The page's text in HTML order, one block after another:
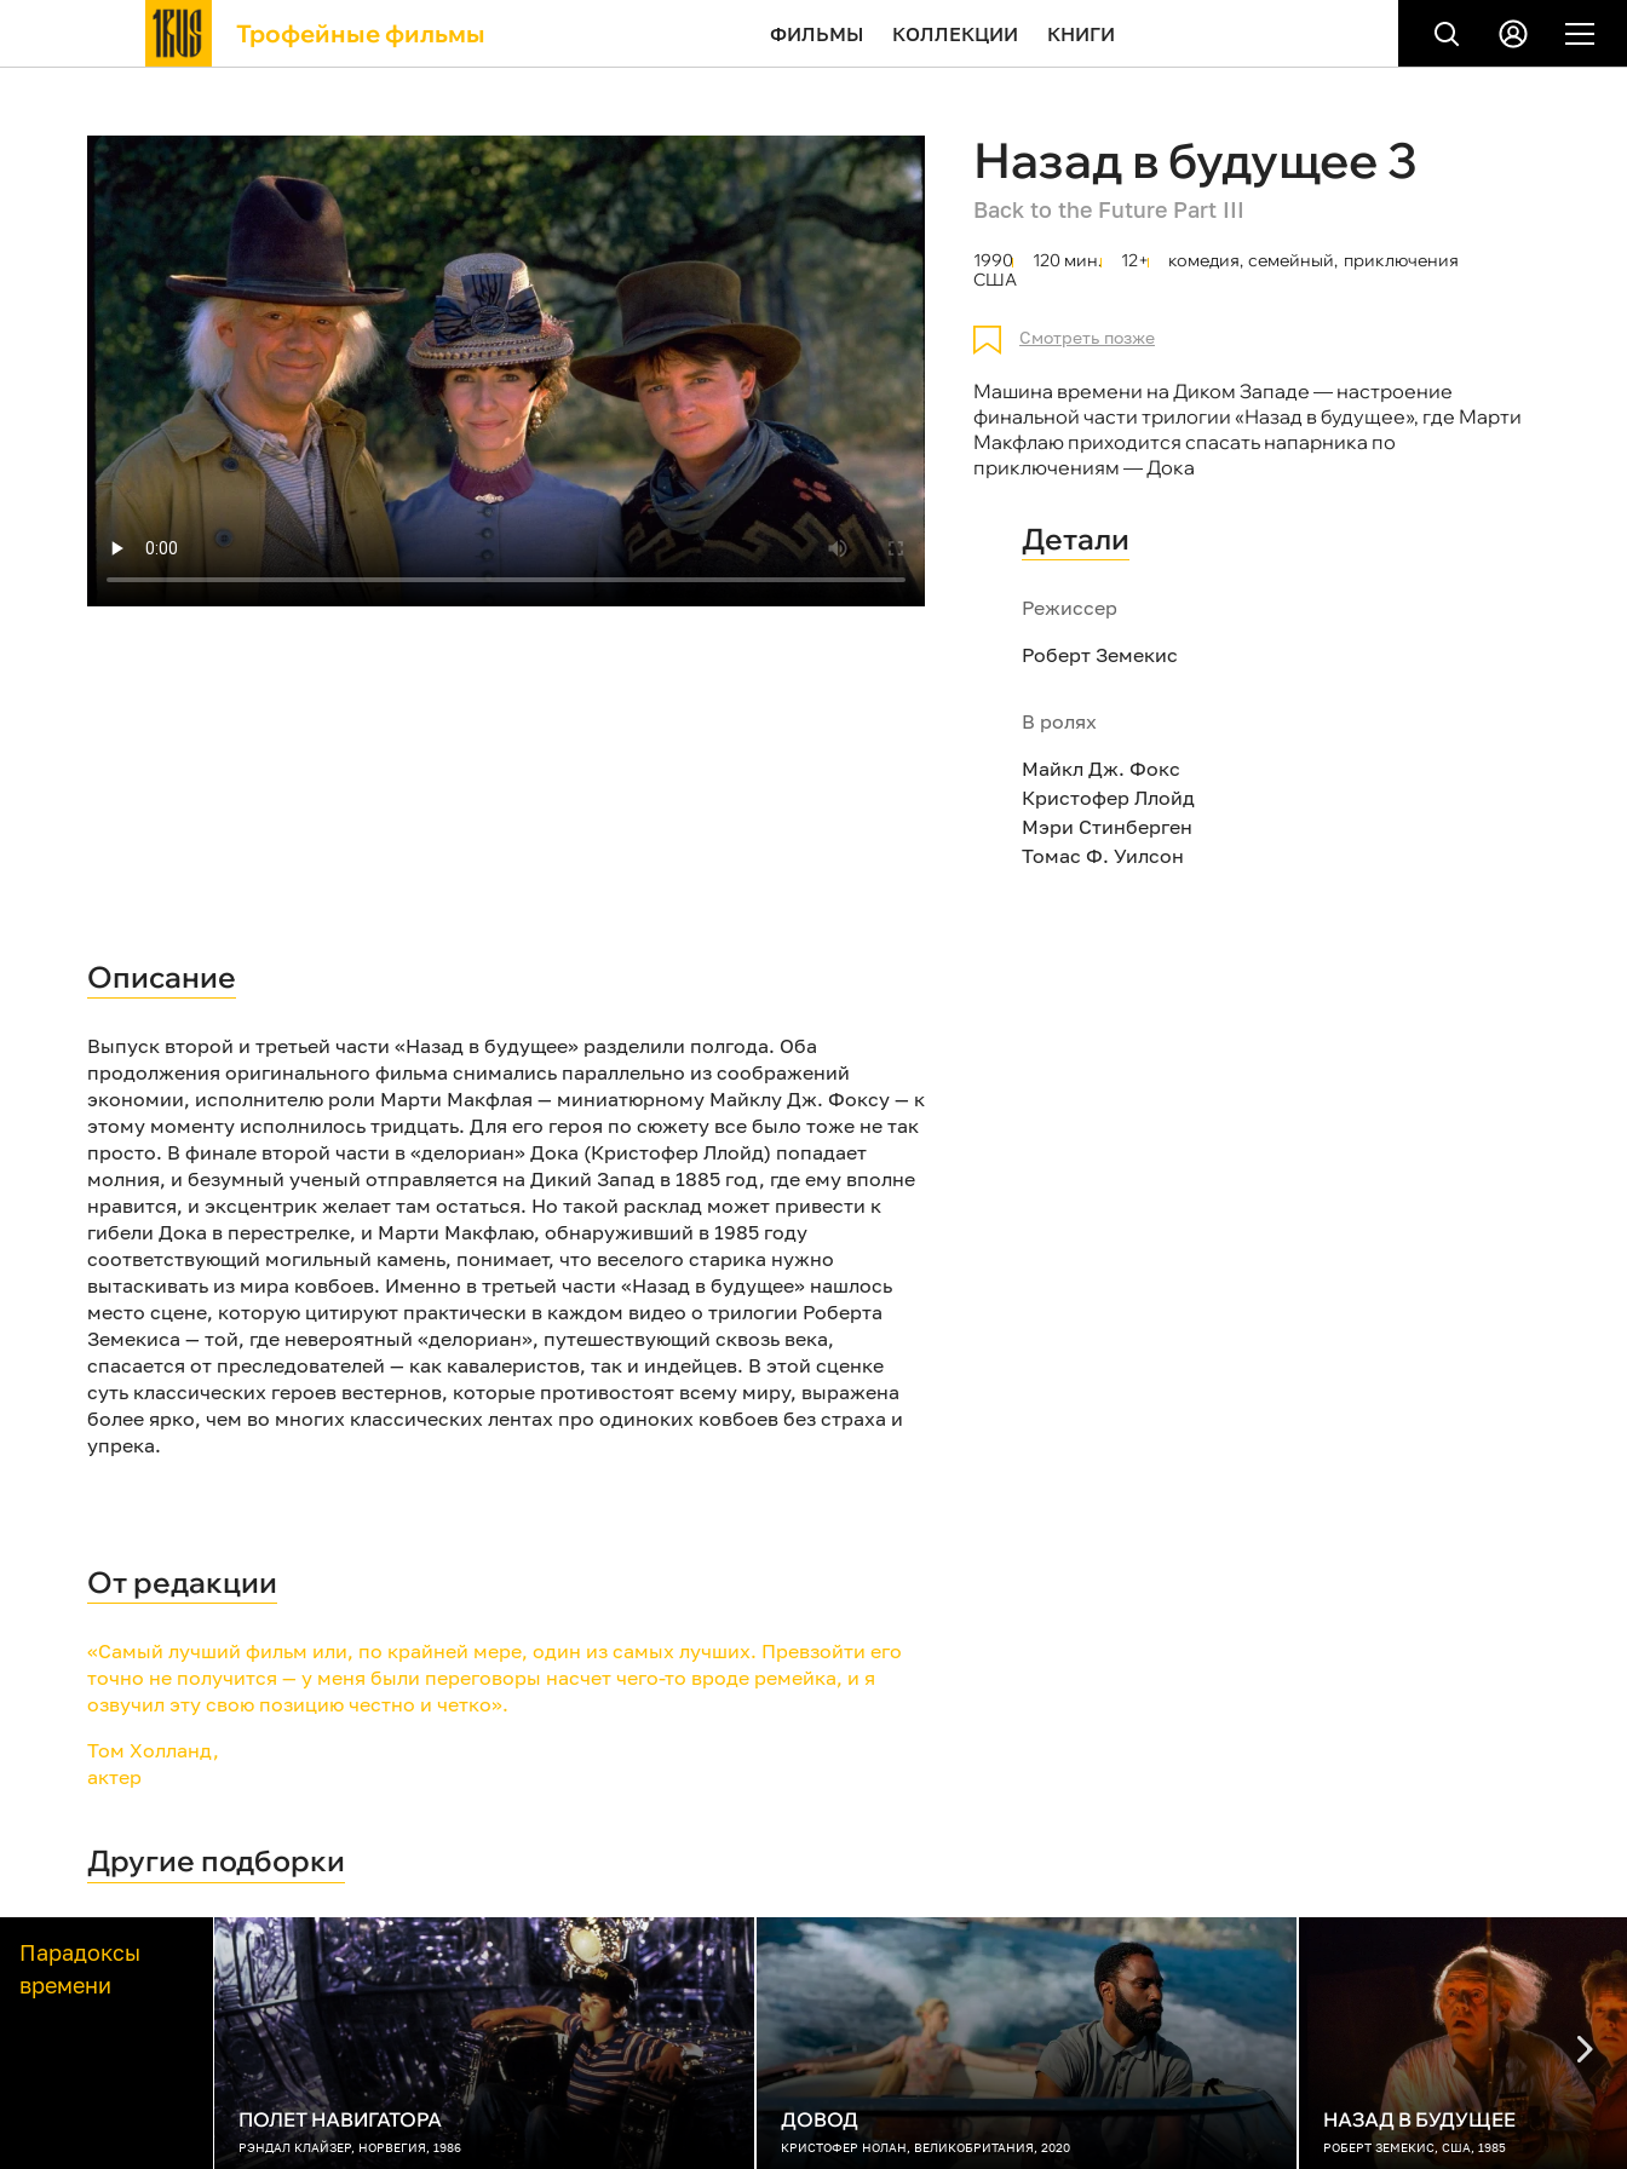
Трофейные фильмы ФИЛЬМЫ КОЛЛЕКЦИИ КНИГИ
Назад в будущее 3
Back to the Future Part III
1990 120 мин. 12+ комедия, семейный, приключения
США
Смотреть позже
Машина времени на Диком Западе — настроение
финальной части трилогии «Назад в будущее», где Марти
Макфлаю приходится спасать напарника по
приключениям — Дока
Детали
Режиссер
Роберт Земекис
В ролях
Майкл Дж. Фокс
Кристофер Ллойд
Мэри Стинберген
Томас Ф. Уилсон
Описание
Выпуск второй и третьей части «Назад в будущее» разделили полгода. Оба
продолжения оригинального фильма снимались параллельно из соображений
экономии, исполнителю роли Марти Макфлая — миниатюрному Майклу Дж. Фоксу — к
этому моменту исполнилось тридцать. Для его героя по сюжету все было тоже не так
просто. В финале второй части в «делориан» Дока (Кристофер Ллойд) попадает
молния, и безумный ученый отправляется на Дикий Запад в 1885 год, где ему вполне
нравится, и эксцентрик желает там остаться. Но такой расклад может привести к
гибели Дока в перестрелке, и Марти Макфлаю, обнаруживший в 1985 году
соответствующий могильный камень, понимает, что веселого старика нужно
вытаскивать из мира ковбоев. Именно в третьей части «Назад в будущее» нашлось
место сцене, которую цитируют практически в каждом видео о трилогии Роберта
Земекиса — той, где невероятный «делориан», путешествующий сквозь века,
спасается от преследователей — как кавалеристов, так и индейцев. В этой сценке
суть классических героев вестернов, которые противостоят всему миру, выражена
более ярко, чем во многих классических лентах про одиноких ковбоев без страха и
упрека.
От редакции
«Самый лучший фильм или, по крайней мере, один из самых лучших. Превзойти его
точно не получится — у меня были переговоры насчет чего-то вроде ремейка, и я
озвучил эту свою позицию честно и четко».
Том Холланд,
актер
Другие подборки
Парадоксы
времени
ПОЛЕТ НАВИГАТОРА
РЭНДАЛ КЛАЙЗЕР, НОРВЕГИЯ, 1986
ДОВОД
КРИСТОФЕР НОЛАН, ВЕЛИКОБРИТАНИЯ, 2020
НАЗАД В БУДУЩЕЕ
РОБЕРТ ЗЕМЕКИС, США, 1985